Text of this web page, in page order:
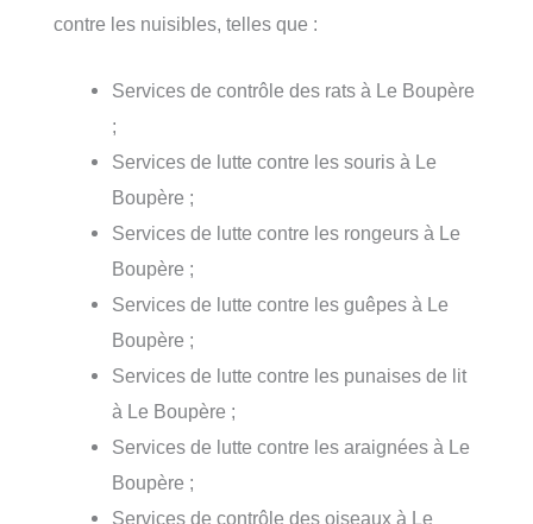
contre les nuisibles, telles que :
Services de contrôle des rats à Le Boupère
;
Services de lutte contre les souris à Le
Boupère ;
Services de lutte contre les rongeurs à Le
Boupère ;
Services de lutte contre les guêpes à Le
Boupère ;
Services de lutte contre les punaises de lit
à Le Boupère ;
Services de lutte contre les araignées à Le
Boupère ;
Services de contrôle des oiseaux à Le